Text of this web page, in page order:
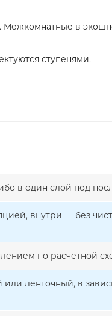
Межкомнатные в
ступенями.
в один слой под
внутри — без
по расчетной
или ленточный, в